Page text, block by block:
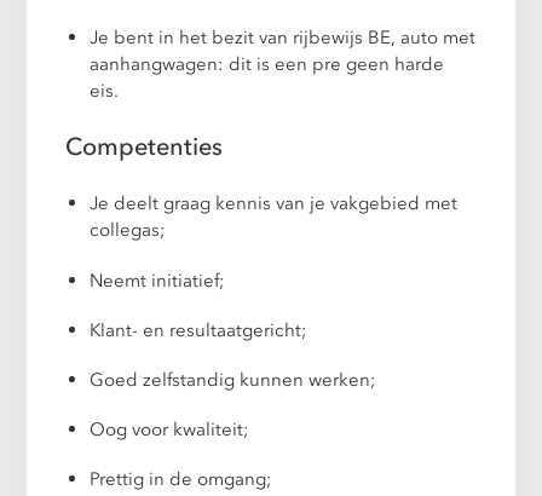
Je bent in het bezit van rijbewijs BE, auto met
aanhangwagen: dit is een pre geen harde
eis.
Competenties
Je deelt graag kennis van je vakgebied met
collegas;
Neemt initiatief;
Klant- en resultaatgericht;
Goed zelfstandig kunnen werken;
Oog voor kwaliteit;
Prettig in de omgang;